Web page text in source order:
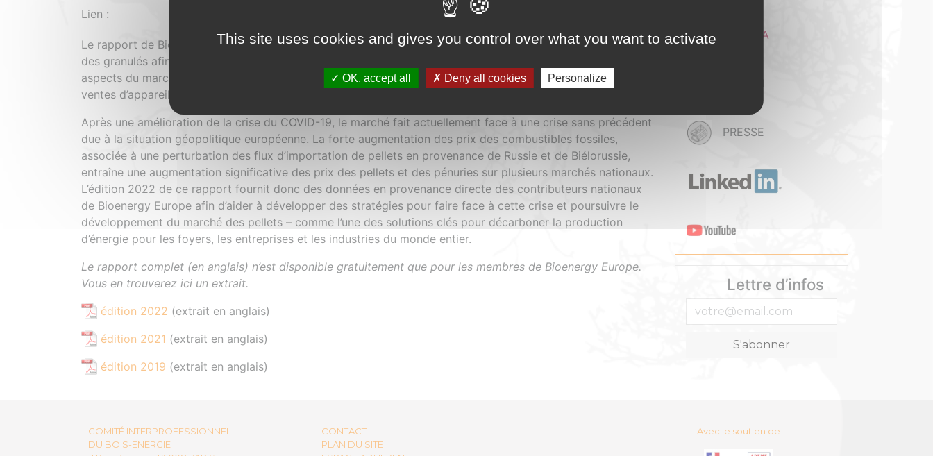
Lien :
Le rapport de Bioenergy Europe sur les granulés rassemble les données des membres du Conseil européen
des granulés afin de décrire au mieux l’état actuel du marché des granulés. Le rapport explore différents
aspects du marché, tels que la production, la consommation, les prix, les importations, les exportations, les
ventes d’appareils de chauffage, etc.
Après une amélioration de la crise du COVID-19, le marché fait actuellement face à une crise sans précédent
due à la situation géopolitique européenne. La forte augmentation des prix des combustibles fossiles,
associée à une perturbation des flux d’importation de pellets en provenance de Russie et de Biélorussie,
entraîne une augmentation significative des prix des pellets et des pénuries sur plusieurs marchés nationaux.
L’édition 2022 de ce rapport fournit donc des données en provenance directe des contributeurs nationaux
de Bioenergy Europe afin d’aider à développer des stratégies pour faire face à cette crise et poursuivre le
développement du marché des pellets – comme l’une des solutions clés pour décarboner la production
d’énergie pour les foyers, les entreprises et les industries du monde entier.
Le rapport complet (en anglais) n’est disponible gratuitement que pour les membres de Bioenergy Europe.
Vous en trouverez ici un extrait.
édition 2022 (extrait en anglais)
édition 2021 (extrait en anglais)
édition 2019 (extrait en anglais)
AGENDA
PRESSE
Lettre d’infos
COMITÉ INTERPROFESSIONNEL
DU BOIS-ENERGIE
CONTACT
PLAN DU SITE
Avec le soutien de
This site uses cookies and gives you control over what you want to activate
OK, accept all Deny all cookies Personalize